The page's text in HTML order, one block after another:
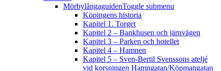
MörbylångaguidenToggle submenu
Köpingens historia
Kapitel 1. Torget
Kapitel 2 – Bankhusen och järnvägen
Kapitel 3 – Parken och hotellet
Kapitel 4 – Hamnen
Kapitel 5 – Sven-Bertil Svenssons ateljé
vid korsningen Hamngatan/Köpmangatan